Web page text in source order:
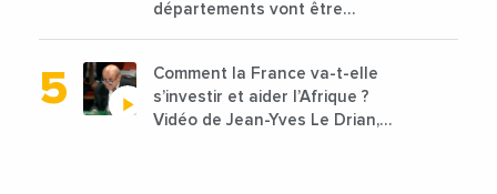
départements vont être
Comment la France va-t-elle
s’investir et aider l’Afrique ?
Vidéo de Jean-Yves Le Drian,